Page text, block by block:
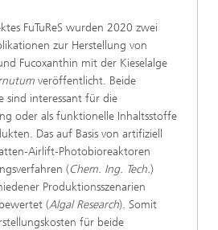
FuTuReS wurden 2020 zwei
zur Herstellung von
Fucoxanthin mit der Kieselalge
veröffentlicht. Beide
sind interessant für die
oder als funktionelle Inhaltsstoffe
Das auf Basis von artifiziell
(Chem. Ing. Tech.)
Produktionsszenarien
(Algal Research). Somit
für beide